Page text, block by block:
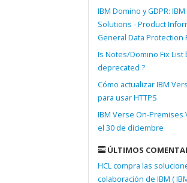
IBM Domino y GDPR:
Solutions - Product
General Data Protection
Is Notes/Domino Fix List
deprecated ?
Cómo actualizar IBM
para usar HTTPS
IBM Verse On-Premises
el 30 de diciembre
ÚLTIMOS
HCL compra las
colaboración de IBM (